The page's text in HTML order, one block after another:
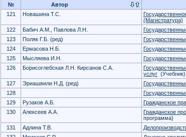
№ Автор
121
Новашина Т.С.
(Магистратура)
122
Бабич А.М., Павлова Л.Н.
123
Поляк Г.Б. (ред)
124
Ермасова Н.Б.
125
Мысляева И.Н.
126
Борисоглебская Л.Н. Кирсанов С.А.
услуг (Учебник)
127
Эриашвили Н.Д. (ред)
128
129
Рузаков А.Б. Гражданское
130
Алексеев А.А. Гражданское
программа)
131
Адлина Т.В.